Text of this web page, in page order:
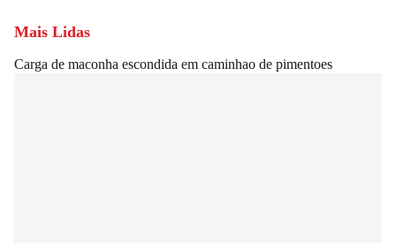
Mais Lidas
Carga de maconha escondida em caminhao de pimentoes